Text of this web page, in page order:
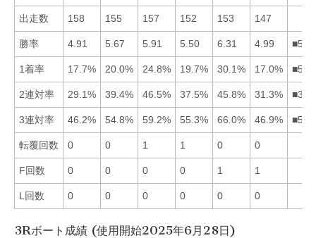
出走数 158 155 157 152 153 147
勝率 4.91 5.67 5.91 5.50 6.31 4.99
1着率 17.7% 20.0% 24.8% 19.7% 30.1% 17.0%
2連対率 29.1% 39.4% 46.5% 37.5% 45.8% 31.3%
3連対率 46.2% 54.8% 59.2% 55.3% 66.0% 46.9%
転覆回数 0 0 1 1 0 0
F回数 0 0 0 0 1 1
L回数 0 0 0 0 0 0
3Rボート成績 (使用開始2025年6月28日)